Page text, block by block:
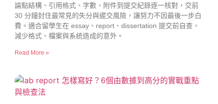
論點結構、引用格式、字數、附件到提交紀錄逐一核對，交前
30 分鐘封住最常見的失分與遲交風險，讓努力不因最後一步白
費。適合留學生在 essay、report、dissertation 提交前自查，
減少格式、檔案與系統造成的意外。
Read More »